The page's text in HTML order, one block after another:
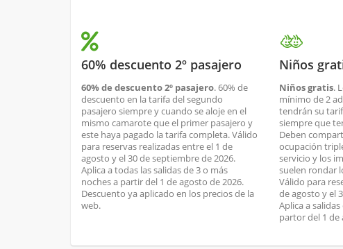
60% descuento 2º pasajero
60% de descuento 2º pasajero. 60% de
descuento en la tarifa del segundo
pasajero siempre y cuando se aloje en el
mismo camarote que el primer pasajero y
este haya pagado la tarifa completa. Válido
para reservas realizadas entre el 1 de
agosto y el 30 de septiembre de 2026.
Aplica a todas las salidas de 3 o más
noches a partir del 1 de agosto de 2026.
Descuento ya aplicado en los precios de la
web.
Niños
Niños gratis.
mínimo de 2
tendrán su
siempre que
Deben
ocupación
servicio y los
suelen rondar
Válido para
de agosto y el
Aplica a
partor del 1 de